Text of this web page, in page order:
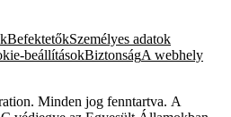
BefektetőkSzemélyes adatok
beállításokBiztonságA webhely
Minden jog fenntartva. A